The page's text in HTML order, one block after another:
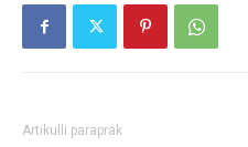
Artikulli paraprak